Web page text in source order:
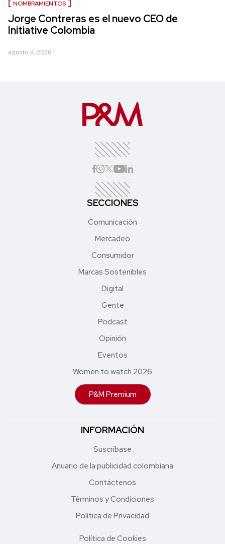
NOMBRAMIENTOS
Jorge Contreras es el nuevo CEO de
Initiative Colombia
agosto 4, 2026
SECCIONES
Comunicación
Mercadeo
Consumidor
Marcas Sostenibles
Digital
Gente
Podcast
Opinión
Eventos
Women to watch 2026
P&M Premium
INFORMACIÓN
Suscríbase
Anuario de la publicidad colombiana
Contáctenos
Términos y Condiciones
Política de Privacidad
Política de Cookies